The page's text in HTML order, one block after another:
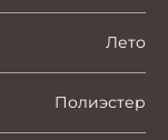
Лето
Полиэстер